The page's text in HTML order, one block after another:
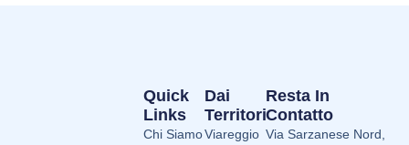
Dai
Territori
Viareggio
Quick
Links
Chi Siamo
Resta In
Contatto
Via Sarzanese Nord,